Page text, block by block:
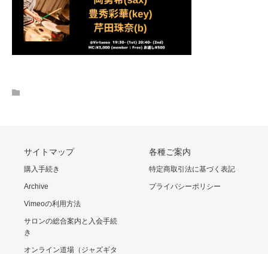
サイトマップ
購入手続き
Archive
Vimeoの利用方法
サロンの総合案内と入会手続
き
オンライン道場（ジャズギタ
各種ご案内
特定商取引法に基づく表記
プライバシーポリシー